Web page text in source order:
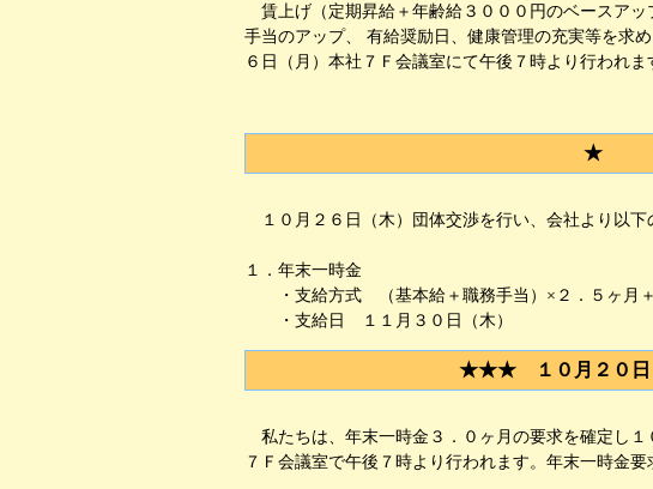
賃上げ（定期昇給＋年齢給３０００円のベースア
手当のアップ、 有給奨励日、健康管理の充実等を求
６日（月）本社７Ｆ会議室にて午後７時より行われ
★ ２
１０月２６日（木）団体交渉を行い、会社より以下
１．年末一時金
・支給方式 （基本給＋職務手当）×２．５ヶ月＋
・支給日 １１月３０日（木）
★★★ １０月２０日
私たちは、年末一時金３．０ヶ月の要求を確定し
７Ｆ会議室で午後７時より行われます。年末一時金要